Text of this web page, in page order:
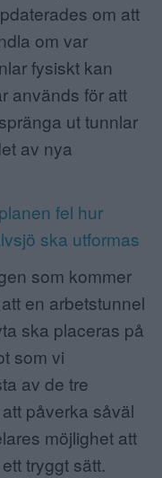
om att
om var
fysiskt kan
används för att
ut tunnlar
av nya
fel hur
ska utformas
som kommer
en arbetstunnel
ska placeras på
som vi
av de tre
påverka såväl
möjlighet att
tryggt sätt.